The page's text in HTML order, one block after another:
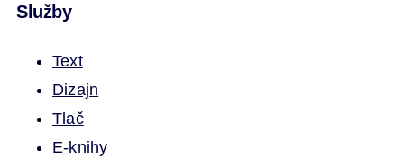
Služby
Text
Dizajn
Tlač
E-knihy